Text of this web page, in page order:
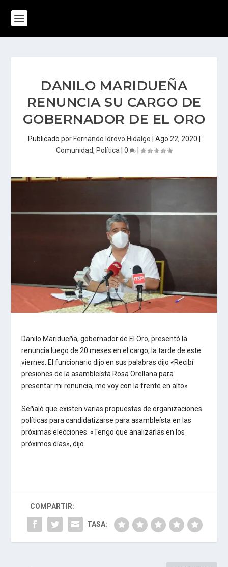
DANILO MARIDUEÑA
RENUNCIA SU CARGO DE
GOBERNADOR DE EL ORO
Publicado por Fernando Idrovo Hidalgo Ago 22, 2020
Comunidad, Política 0
Danilo Maridueña, gobernador de El Oro, presentó la
renuncia luego de 20 meses en el cargo; la tarde de este
viernes. El funcionario dijo en sus palabras dijo «Recibí
presiones de la asambleísta Rosa Orellana para
presentar mi renuncia, me voy con la frente en alto»
Señaló que existen varias propuestas de organizaciones
políticas para candidatizarse para asambleísta en las
próximas elecciones. «Tengo que analizarlas en los
próximos días», dijo.
COMPARTIR:
TASA: